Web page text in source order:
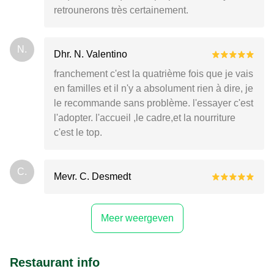
retrounerons très certainement.
N.
Dhr. N. Valentino
franchement c'est la quatrième fois que je vais
en familles et il n'y a absolument rien à dire, je
le recommande sans problème. l'essayer c'est
l'adopter. l'accueil ,le cadre,et la nourriture
c'est le top.
C. Mevr. C. Desmedt
Meer weergeven
Restaurant info